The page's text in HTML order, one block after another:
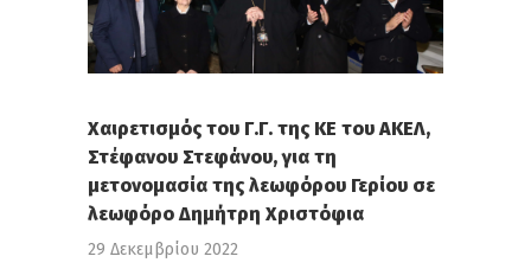
Χαιρετισμός του Γ.Γ. της ΚΕ του ΑΚΕΛ,
Στέφανου Στεφάνου, για τη
μετονομασία της λεωφόρου Γερίου σε
λεωφόρο Δημήτρη Χριστόφια
29 Δεκεμβρίου 2022